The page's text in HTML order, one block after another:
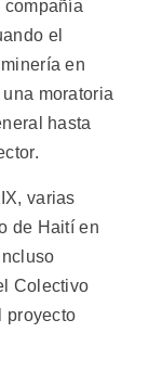
compañía
el
en
moratoria
hasta
varias
de Haití en
Colectivo
proyecto